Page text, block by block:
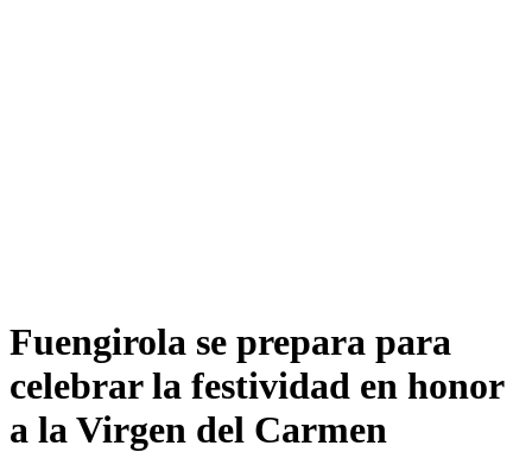
Fuengirola se prepara para
celebrar la festividad en honor
a la Virgen del Carmen